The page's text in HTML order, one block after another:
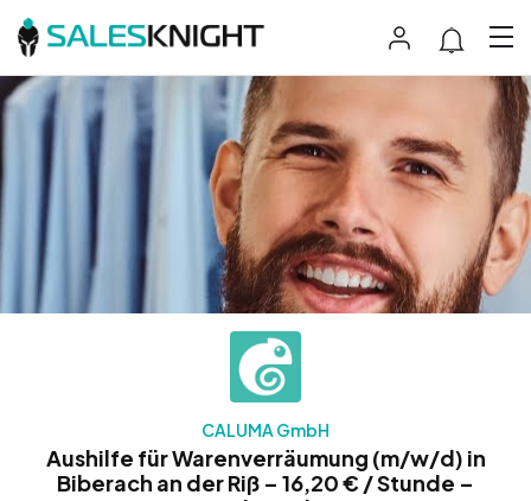
CALUMA GmbH
Aushilfe für Warenverräumung (m/w/d) in
Biberach an der Riß – 16,20 € / Stunde –